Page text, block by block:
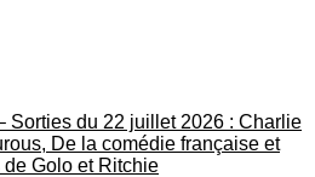
Sorties du 22 juillet 2026 : Charlie
De la comédie française et
de Golo et Ritchie